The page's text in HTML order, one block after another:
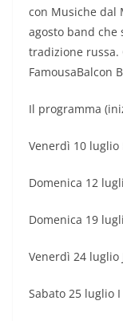
con Musiche dal
agosto band
tradizione russa.
FamousaBalcon
Il programma
Venerdì 10 luglio
Domenica 12
Domenica 19
Venerdì 24 luglio
Sabato 25 luglio